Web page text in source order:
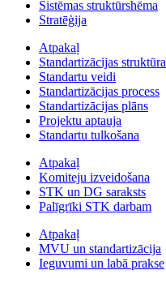
Sistēmas struktūrshēma
Stratēģija
Atpakaļ
Standartizācijas struktūra
Standartu veidi
Standartizācijas process
Standartizācijas plāns
Projektu aptauja
Standartu tulkošana
Atpakaļ
Komiteju izveidošana
STK un DG saraksts
Palīgrīki STK darbam
Atpakaļ
MVU un standartizācija
Ieguvumi un labā prakse